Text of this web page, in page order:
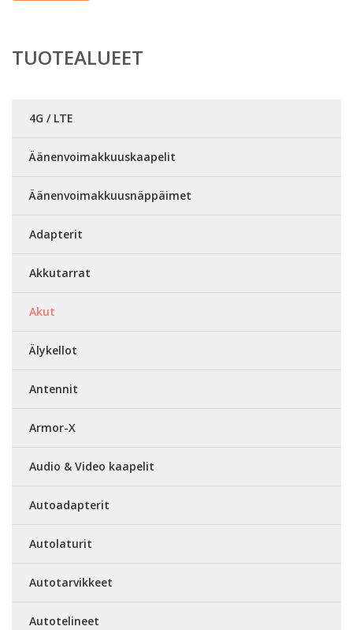
TUOTEALUEET
4G / LTE
Äänenvoimakkuuskaapelit
Äänenvoimakkuusnäppäimet
Adapterit
Akkutarrat
Akut
Älykellot
Antennit
Armor-X
Audio & Video kaapelit
Autoadapterit
Autolaturit
Autotarvikkeet
Autotelineet